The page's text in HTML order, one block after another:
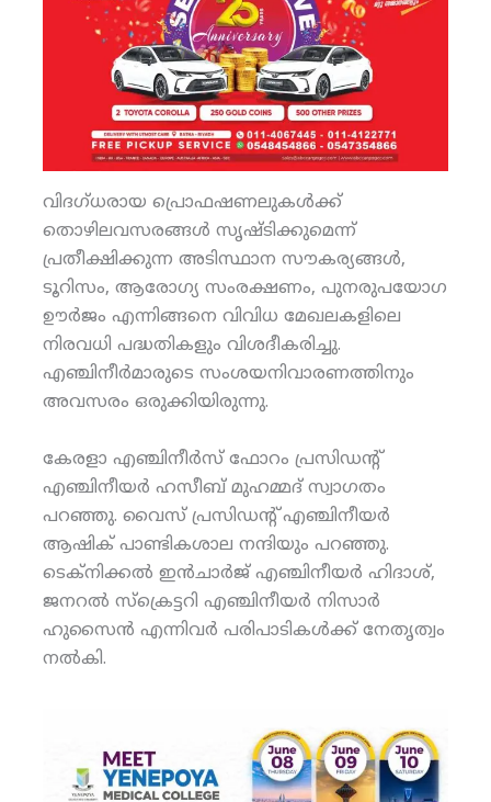
വിദഗ്ധരായ പ്രൊഫഷണലുകള്‍ക്ക്
തൊഴിലവസരങ്ങള്‍ സൃഷ്ടിക്കുമെന്ന്
പ്രതീക്ഷിക്കുന്ന അടിസ്ഥാന സൗകര്യങ്ങള്‍,
ടൂറിസം, ആരോഗ്യ സംരക്ഷണം, പുനരുപയോഗ
ഊര്‍ജം എന്നിങ്ങനെ വിവിധ മേഖലകളിലെ
നിരവധി പദ്ധതികളും വിശദീകരിച്ചു.
എഞ്ചിനീര്‍മാരുടെ സംശയനിവാരണത്തിനും
അവസരം ഒരുക്കിയിരുന്നു.
കേരളാ എഞ്ചിനീര്‍സ് ഫോറം പ്രസിഡന്റ്
എഞ്ചിനീയര്‍ ഹസീബ് മുഹമ്മദ് സ്വാഗതം
പറഞ്ഞു. വൈസ് പ്രസിഡന്റ് എഞ്ചിനീയര്‍
ആഷിക് പാണ്ടികശാല നന്ദിയും പറഞ്ഞു.
ടെക്‌നിക്കല്‍ ഇന്‍ചാര്‍ജ് എഞ്ചിനീയര്‍ ഹിദാശ്,
ജനറല്‍ സ്‌ക്രെട്ടറി എഞ്ചിനീയര്‍ നിസാര്‍
ഹുസൈന്‍ എന്നിവര്‍ പരിപാടികള്‍ക്ക് നേതൃത്വം
നല്‍കി.